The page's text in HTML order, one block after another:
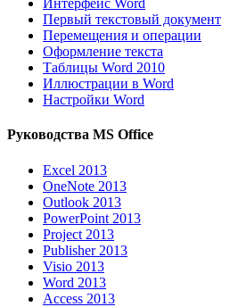
Интерфейс Word
Первый текстовый документ
Перемещения и операции
Оформление текста
Таблицы Word 2010
Иллюстрации в Word
Настройки Word
Руководства MS Office
Excel 2013
OneNote 2013
Outlook 2013
PowerPoint 2013
Project 2013
Publisher 2013
Visio 2013
Word 2013
Access 2013